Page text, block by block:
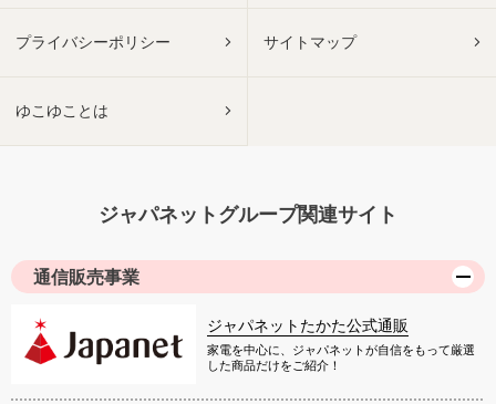
プライバシーポリシー サイトマップ
ゆこゆことは
ジャパネットグループ関連サイト
通信販売事業
ジャパネットたかた公式通販
家電を中心に、ジャパネットが自信をもって厳選
した商品だけをご紹介！